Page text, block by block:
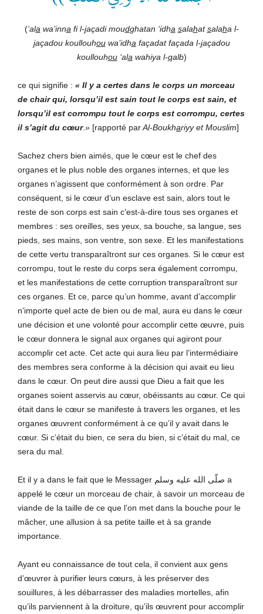
(‘ala wa’inna fi l-jaçadi moudghatan ‘idha salahatsalaha l-
jaçadou koullouhouwa’idha façadat façada l-jaçadou
koullouhou‘ala wahiya l-qalb)
ce qui signifie : « Il y a certes dans le corps un morceau
de chair qui, lorsqu’il est sain tout le corps est sain, et
lorsqu’il est corrompu tout le corps est corrompu, certes
il s’agit du cœur.» [rapporté parAl-Boukhariyy et Mouslim]
Sachez chers bien aimés, que le cœur est le chef des
organes et le plus noble des organes internes, et que les
organes n’agissent que conformément à son ordre. Par
conséquent, si le cœur d’un esclave est sain, alors tout le
reste de son corps est sain c’est-à-dire tous ses organes et
membres : ses oreilles, ses yeux, sa bouche, sa langue, ses
pieds, ses mains, son ventre, son sexe. Et les manifestations
de cette vertu transparaîtront sur ces organes. Si le cœur est
corrompu, tout le reste du corps sera également corrompu,
et les manifestations de cette corruption transparaîtront sur
ces organes. Et ce, parce qu’un homme, avant d’accomplir
n’importe quel acte de bien ou de mal, aura eu dans le cœur
une décision et une volonté pour accomplir cette œuvre, puis
le cœur donnera le signal aux organes qui agiront pour
accomplir cet acte. Cet acte qui aura lieu par l’intermédiaire
des membres sera conforme à la décision qui avait eu lieu
dans le cœur. On peut dire aussi que Dieu a fait que les
organes soient asservis au cœur, obéissants au cœur. Ce qui
était dans le cœur se manifeste à travers les organes, et les
organes œuvrent conformément à ce qu’il y avait dans le
cœur. Si c’était du bien, ce sera du bien, si c’était du mal, ce
sera du mal.
Et il y a dans le fait que le Messager صلّى الله عليه وسلم a
appelé le cœur un morceau de chair, à savoir un morceau de
viande de la taille de ce que l’on met dans la bouche pour le
mâcher, une allusion à sa petite taille et à sa grande
importance.
Ayant eu connaissance de tout cela, il convient aux gens
d’œuvrer à purifier leurs cœurs, à les préserver des
souillures, à les débarrasser des maladies mortelles, afin
qu’ils parviennent à la droiture, qu’ils œuvrent pour accomplir